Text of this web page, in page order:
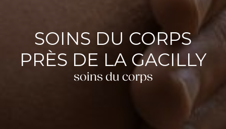
SOINS DU CORPS
PRÈS DE LA GACILLY
soins du corps